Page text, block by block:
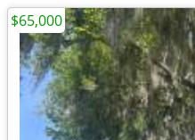
$65,000